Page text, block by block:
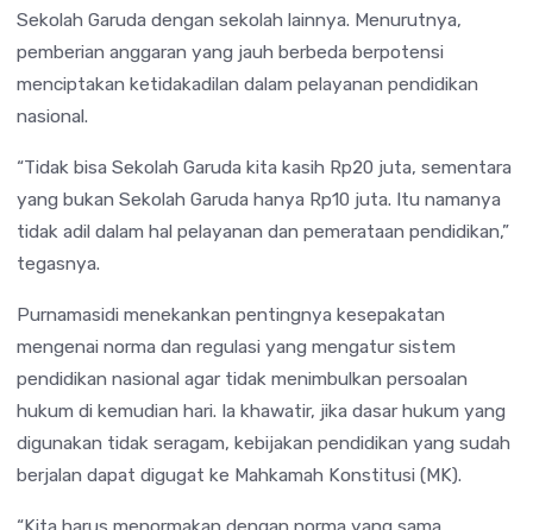
Sekolah Garuda dengan sekolah lainnya. Menurutnya,
pemberian anggaran yang jauh berbeda berpotensi
menciptakan ketidakadilan dalam pelayanan pendidikan
nasional.
“Tidak bisa Sekolah Garuda kita kasih Rp20 juta, sementara
yang bukan Sekolah Garuda hanya Rp10 juta. Itu namanya
tidak adil dalam hal pelayanan dan pemerataan pendidikan,”
tegasnya.
Purnamasidi menekankan pentingnya kesepakatan
mengenai norma dan regulasi yang mengatur sistem
pendidikan nasional agar tidak menimbulkan persoalan
hukum di kemudian hari. Ia khawatir, jika dasar hukum yang
digunakan tidak seragam, kebijakan pendidikan yang sudah
berjalan dapat digugat ke Mahkamah Konstitusi (MK).